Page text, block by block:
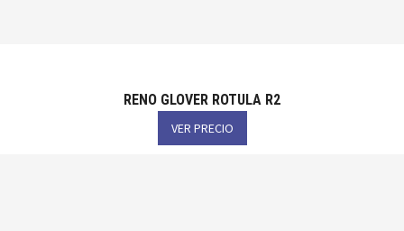
RENO GLOVER ROTULA R2
VER PRECIO